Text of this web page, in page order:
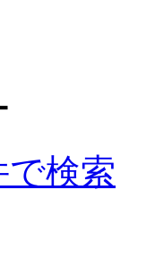
検索